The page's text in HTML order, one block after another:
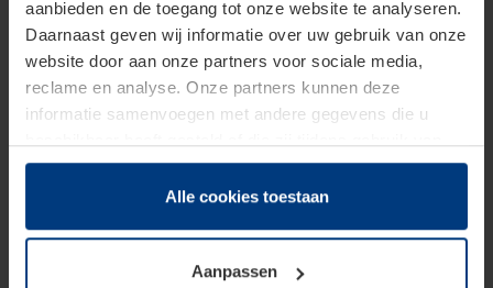
aanbieden en de toegang tot onze website te analyseren.
Daarnaast geven wij informatie over uw gebruik van onze
website door aan onze partners voor sociale media,
reclame en analyse. Onze partners kunnen deze
informatie samenvoegen met andere gegevens die u
hun diensten hebben verzameld.
Juridisch hebben wij het recht om cookies op uw
van deze pagina's absoluut vereist is. Voor alle andere
soorten cookies is uw toestemming benodigd. Uw
Alle cookies toestaan
Aanpassen